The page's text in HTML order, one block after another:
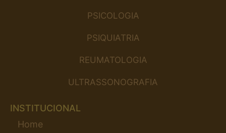
PSICOLOGIA
PSIQUIATRIA
REUMATOLOGIA
ULTRASSONOGRAFIA
INSTITUCIONAL
Home